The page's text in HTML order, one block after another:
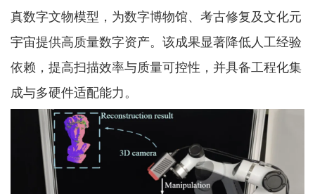
真数字文物模型，为数字博物馆、考古修复及文化元
宇宙提供高质量数字资产。该成果显著降低人工经验
依赖，提高扫描效率与质量可控性，并具备工程化集
成与多硬件适配能力。